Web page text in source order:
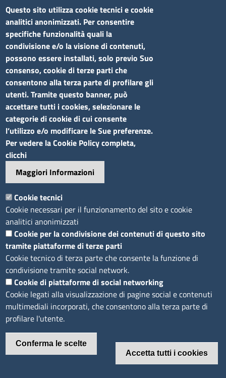
Bandi di concorso
Siti tematici
Elenco siti tematici
Seguici su
Sito web
Accesso riservato
Mappa del sito
Footer
Feed RSS
Note legali
Privacy
Trattamento dei dati
Cookie
Dichiarazione di accessibilità
Obiettivi di accessibilità
Questo sito utilizza cookie tecnici e cookie
analitici anonimizzati. Per consentire
specifiche funzionalità quali la
condivisione e/o la visione di contenuti,
possono essere installati, solo previo Suo
consenso, cookie di terze parti che
consentono alla terza parte di profilare gli
utenti. Tramite questo banner, può
accettare tutti i cookies, selezionare le
categorie di cookie di cui consente
l’utilizzo e/o modificare le Sue preferenze.
Per vedere la Cookie Policy completa,
clicchi
Maggiori Informazioni
Cookie tecnici
Cookie necessari per il funzionamento del sito e cookie
analitici anonimizzati
Cookie per la condivisione dei contenuti di questo sito
tramite piattaforme di terze parti
Cookie tecnico di terza parte che consente la funzione di
condivisione tramite social network.
Cookie di piattaforme di social networking
Cookie legati alla visualizzazione di pagine social e contenuti
multimediali incorporati, che consentono alla terza parte di
profilare l'utente.
Conferma le scelte
Accetta tutti i cookies